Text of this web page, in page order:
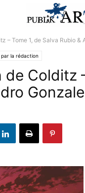
– Tome 1, de Salva Rubio &
la rédaction
de Colditz